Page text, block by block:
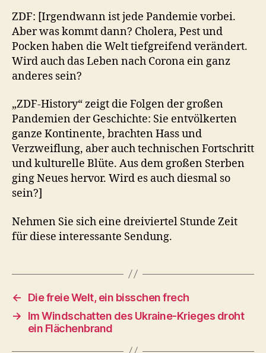
ZDF: [Irgendwann ist jede Pandemie vorbei.
Aber was kommt dann? Cholera, Pest und
Pocken haben die Welt tiefgreifend verändert.
Wird auch das Leben nach Corona ein ganz
anderes sein?
„ZDF-History“ zeigt die Folgen der großen
Pandemien der Geschichte: Sie entvölkerten
ganze Kontinente, brachten Hass und
Verzweiflung, aber auch technischen Fortschritt
und kulturelle Blüte. Aus dem großen Sterben
ging Neues hervor. Wird es auch diesmal so
sein?]
Nehmen Sie sich eine dreiviertel Stunde Zeit
für diese interessante Sendung.
←
Die freie Welt, ein bisschen frech
→
Im Windschatten des Ukraine-Krieges droht
ein Flächenbrand